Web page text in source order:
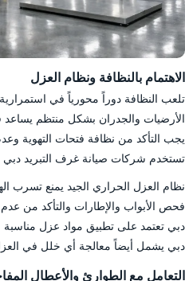
الاهتمام بالنظافة ونظام العزل
تلعب النظافة دوراً محورياً في
الأرضيات والجدران بشكل منتظم يساعد
يجب التأكد من نظافة فتحات التهوية
تستخدم شركات صيانة غرف التبريد دبي
نظام العزل الحراري الجيد يمنع تسرب
فحص الأبواب والإطارات والتأكد من
دبي تعتمد على تطبيق مواد عزل
دبي يشمل أيضاً معالجة أي خلل في العزل
التعامل مع الطوارئ والأعطال